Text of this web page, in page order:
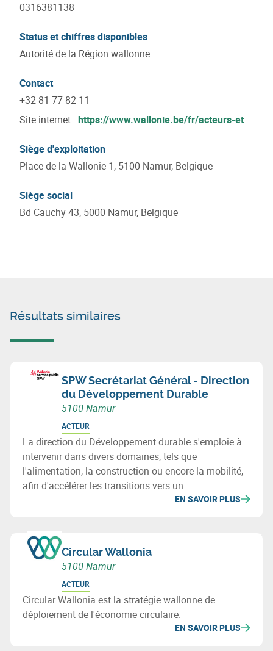
0316381138
Status et chiffres disponibles
Autorité de la Région wallonne
Contact
+32 81 77 82 11
Site internet : https://www.wallonie.be/fr/acteurs-et-
competitivite-et-de-linnovation/direction-de-la-
politique-economique
Siège d'exploitation
Place de la Wallonie 1, 5100 Namur, Belgique
Siège social
Bd Cauchy 43, 5000 Namur, Belgique
Résultats similaires
SPW Secrétariat Général - Direction
du Développement Durable
5100 Namur
ACTEUR
La direction du Développement durable s'emploie à
intervenir dans divers domaines, tels que
l'alimentation, la construction ou encore la mobilité,
afin d'accélérer les transitions vers un
développement durable en Wallonie. Cette direction
déploiement de l'économie circulaire en Wallonie.
EN SAVOIR PLUS
Circular Wallonia
5100 Namur
ACTEUR
Circular Wallonia est la stratégie wallonne de
déploiement de l'économie circulaire.
EN SAVOIR PLUS